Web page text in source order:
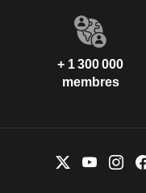
+ 1 300 000
membres